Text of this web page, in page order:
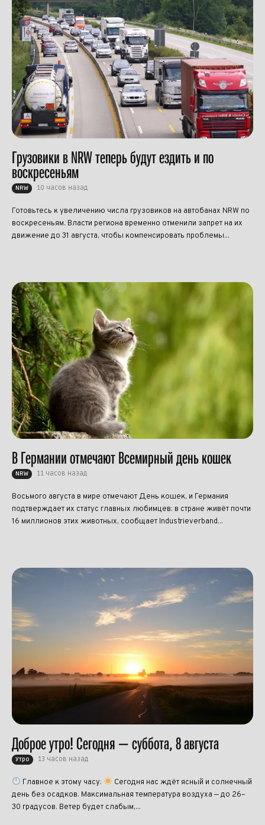
Грузовики в NRW теперь будут ездить и по
воскресеньям
NRW 10 часов назад
Готовьтесь к увеличению числа грузовиков на автобанах NRW по
воскресеньям. Власти региона временно отменили запрет на их
движение до 31 августа, чтобы компенсировать проблемы...
В Германии отмечают Всемирный день кошек
NRW 11 часов назад
Восьмого августа в мире отмечают День кошек, и Германия
подтверждает их статус главных любимцев: в стране живёт почти
16 миллионов этих животных, сообщает Industrieverband...
Доброе утро! Сегодня — суббота, 8 августа
Утро 13 часов назад
Главное к этому часу:
Сегодня нас ждёт ясный и солнечный
день без осадков. Максимальная температура воздуха — до 26–
30 градусов. Ветер будет слабым,...